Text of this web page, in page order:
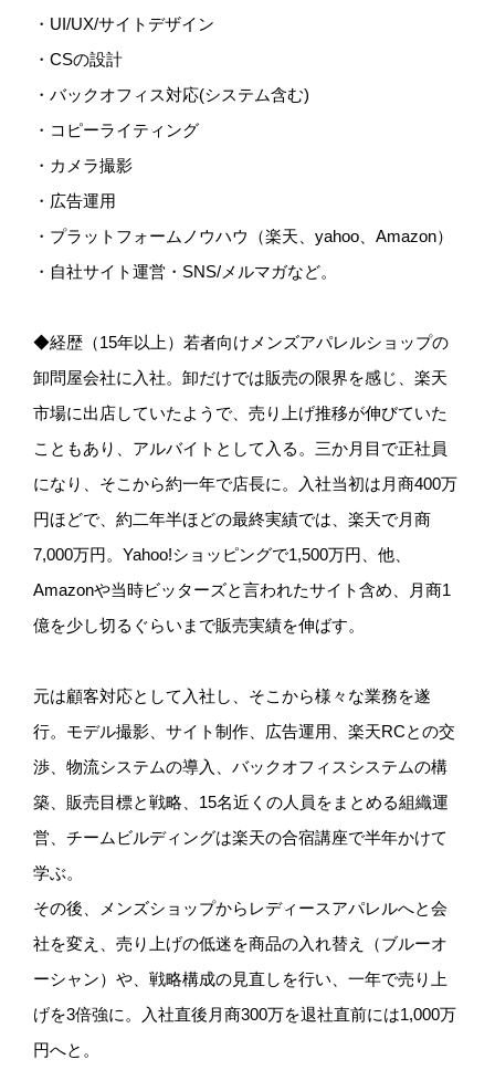
・UI/UX/サイトデザイン
・CSの設計
・バックオフィス対応(システム含む)
・コピーライティング
・カメラ撮影
・広告運用
・プラットフォームノウハウ（楽天、yahoo、Amazon）
・自社サイト運営・SNS/メルマガなど。
◆経歴（15年以上）若者向けメンズアパレルショップの
卸問屋会社に入社。卸だけでは販売の限界を感じ、楽天
市場に出店していたようで、売り上げ推移が伸びていた
こともあり、アルバイトとして入る。三か月目で正社員
になり、そこから約一年で店長に。入社当初は月商400万
円ほどで、約二年半ほどの最終実績では、楽天で月商
7,000万円。Yahoo!ショッピングで1,500万円、他、
Amazonや当時ビッターズと言われたサイト含め、月商1
億を少し切るぐらいまで販売実績を伸ばす。
元は顧客対応として入社し、そこから様々な業務を遂
行。モデル撮影、サイト制作、広告運用、楽天RCとの交
渉、物流システムの導入、バックオフィスシステムの構
築、販売目標と戦略、15名近くの人員をまとめる組織運
営、チームビルディングは楽天の合宿講座で半年かけて
学ぶ。
その後、メンズショップからレディースアパレルへと会
社を変え、売り上げの低迷を商品の入れ替え（ブルーオ
ーシャン）や、戦略構成の見直しを行い、一年で売り上
げを3倍強に。入社直後月商300万を退社直前には1,000万
円へと。